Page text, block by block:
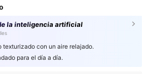
la inteligencia artificial
texturizado con un aire relajado.
para el día a día.